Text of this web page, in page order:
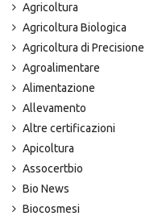
Agricoltura
Agricoltura Biologica
Agricoltura di Precisione
Agroalimentare
Alimentazione
Allevamento
Altre certificazioni
Apicoltura
Assocertbio
Bio News
Biocosmesi